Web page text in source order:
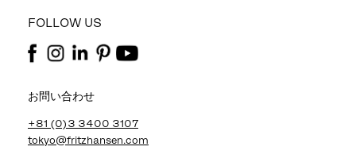
FOLLOW US
お問い合わせ
+81 (0)3 3400 3107
tokyo@fritzhansen.com